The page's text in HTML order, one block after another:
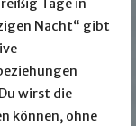
Tage in
Nacht“ gibt
wirst die
können, ohne